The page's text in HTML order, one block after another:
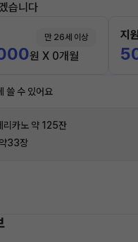
습니다
만 26세 이상
원 X 0개월
지
쓸 수 있어요
리카노 약 125잔
33장